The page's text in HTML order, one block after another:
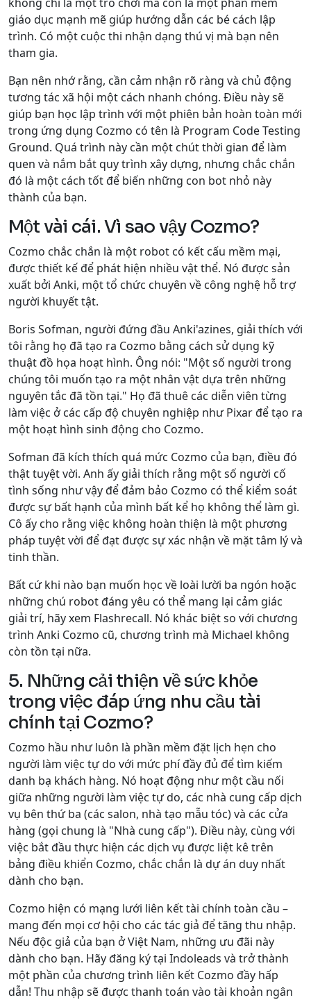
giáo dục mạnh mẽ giúp hướng dẫn các bé cách lập
trình. Có một cuộc thi nhận dạng thú vị mà bạn nên
tham gia.
Bạn nên nhớ rằng, cần cảm nhận rõ ràng và chủ động
tương tác xã hội một cách nhanh chóng. Điều này sẽ
giúp bạn học lập trình với một phiên bản hoàn toàn mới
trong ứng dụng Cozmo có tên là Program Code Testing
Ground. Quá trình này cần một chút thời gian để làm
quen và nắm bắt quy trình xây dựng, nhưng chắc chắn
đó là một cách tốt để biến những con bot nhỏ này
thành của bạn.
Một vài cái. Vì sao vậy Cozmo?
Cozmo chắc chắn là một robot có kết cấu mềm mại,
được thiết kế để phát hiện nhiều vật thể. Nó được sản
xuất bởi Anki, một tổ chức chuyên về công nghệ hỗ trợ
người khuyết tật.
Boris Sofman, người đứng đầu Anki'azines, giải thích với
tôi rằng họ đã tạo ra Cozmo bằng cách sử dụng kỹ
thuật đồ họa hoạt hình. Ông nói: "Một số người trong
chúng tôi muốn tạo ra một nhân vật dựa trên những
nguyên tắc đã tồn tại." Họ đã thuê các diễn viên từng
làm việc ở các cấp độ chuyên nghiệp như Pixar để tạo ra
một hoạt hình sinh động cho Cozmo.
Sofman đã kích thích quá mức Cozmo của bạn, điều đó
thật tuyệt vời. Anh ấy giải thích rằng một số người cố
tình sống như vậy để đảm bảo Cozmo có thể kiểm soát
được sự bất hạnh của mình bất kể họ không thể làm gì.
Cô ấy cho rằng việc không hoàn thiện là một phương
pháp tuyệt vời để đạt được sự xác nhận về mặt tâm lý và
tinh thần.
Bất cứ khi nào bạn muốn học về loài lười ba ngón hoặc
những chú robot đáng yêu có thể mang lại cảm giác
giải trí, hãy xem Flashrecall. Nó khác biệt so với chương
trình Anki Cozmo cũ, chương trình mà Michael không
còn tồn tại nữa.
5. Những cải thiện về sức khỏe
trong việc đáp ứng nhu cầu tài
chính tại Cozmo?
Cozmo hầu như luôn là phần mềm đặt lịch hẹn cho
người làm việc tự do với mức phí đầy đủ để tìm kiếm
danh bạ khách hàng. Nó hoạt động như một cầu nối
giữa những người làm việc tự do, các nhà cung cấp dịch
vụ bên thứ ba (các salon, nhà tạo mẫu tóc) và các cửa
hàng (gọi chung là "Nhà cung cấp"). Điều này, cùng với
việc bắt đầu thực hiện các dịch vụ được liệt kê trên
bảng điều khiển Cozmo, chắc chắn là dự án duy nhất
dành cho bạn.
Cozmo hiện có mạng lưới liên kết tài chính toàn cầu –
mang đến mọi cơ hội cho các tác giả để tăng thu nhập.
Nếu độc giả của bạn ở Việt Nam, những ưu đãi này
dành cho bạn. Hãy đăng ký tại Indoleads và trở thành
một phần của chương trình liên kết Cozmo đầy hấp
dẫn! Thu nhập sẽ được thanh toán vào tài khoản ngân